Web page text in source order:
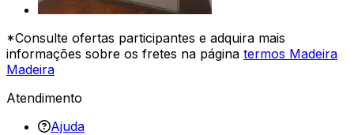
*Consulte ofertas participantes e adquira mais
informações sobre os fretes na página termos Madeira
Madeira
Atendimento
Ajuda